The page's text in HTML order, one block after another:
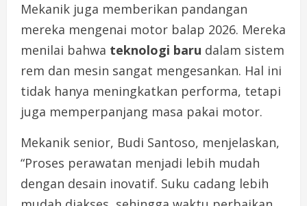
Mekanik juga memberikan pandangan
mereka mengenai motor balap 2026. Mereka
menilai bahwa teknologi baru dalam sistem
rem dan mesin sangat mengesankan. Hal ini
tidak hanya meningkatkan performa, tetapi
juga memperpanjang masa pakai motor.
Mekanik senior, Budi Santoso, menjelaskan,
“Proses perawatan menjadi lebih mudah
dengan desain inovatif. Suku cadang lebih